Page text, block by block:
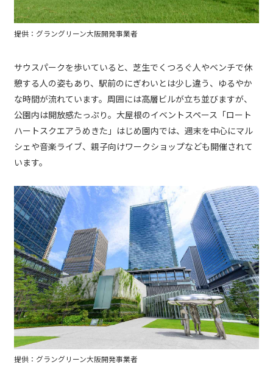
提供：グラングリーン大阪開発事業者
サウスパークを歩いていると、芝生でくつろぐ人やベンチで休
憩する人の姿もあり、駅前のにぎわいとは少し違う、ゆるやか
な時間が流れています。周囲には高層ビルが立ち並びますが、
公園内は開放感たっぷり。大屋根のイベントスペース「ロート
ハートスクエアうめきた」はじめ園内では、週末を中心にマル
シェや音楽ライブ、親子向けワークショップなども開催されて
います。
提供：グラングリーン大阪開発事業者